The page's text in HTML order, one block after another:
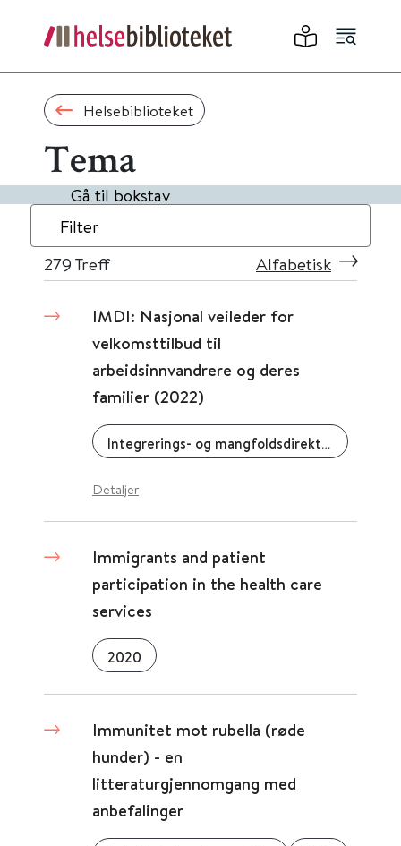
Helsebiblioteket
Tema
Gå til bokstav
Filter
279 Treff Alfabetisk
IMDI: Nasjonal veileder for
velkomsttilbud til
arbeidsinnvandrere og deres
familier (2022)
Integrerings- og mangfoldsdirektoratet (IMDi)
Detaljer
Immigrants and patient
participation in the health care
services
2020
Immunitet mot rubella (røde
hunder) - en
litteraturgjennomgang med
anbefalinger